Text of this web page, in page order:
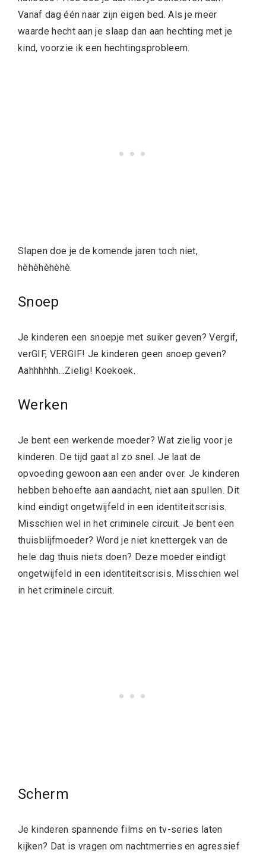
Vanaf dag één naar zijn eigen bed. Als je meer
waarde hecht aan je slaap dan aan hechting met je
kind, voorzie ik een hechtingsprobleem.
Slapen doe je de komende jaren toch niet,
hèhèhèhèhè.
Snoep
Je kinderen een snoepje met suiker geven? Vergif,
verGIF, VERGIF! Je kinderen geen snoep geven?
Aahhhhhh…Zielig! Koekoek.
Werken
Je bent een werkende moeder? Wat zielig voor je
kinderen. De tijd gaat al zo snel. Je laat de
opvoeding gewoon aan een ander over. Je kinderen
hebben behoefte aan aandacht, niet aan spullen. Dit
kind eindigt ongetwijfeld in een identiteitscrisis.
Misschien wel in het criminele circuit. Je bent een
thuisblijfmoeder? Word je niet knettergek van de
hele dag thuis niets doen? Deze moeder eindigt
ongetwijfeld in een identiteitscrisis. Misschien wel
in het criminele circuit.
Scherm
Je kinderen spannende films en tv-series laten
kijken? Dat is vragen om nachtmerries en agressief